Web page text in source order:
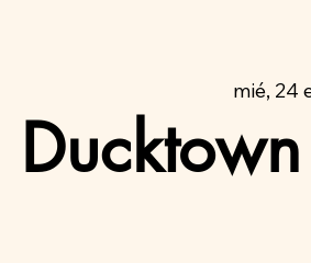
mié, 24